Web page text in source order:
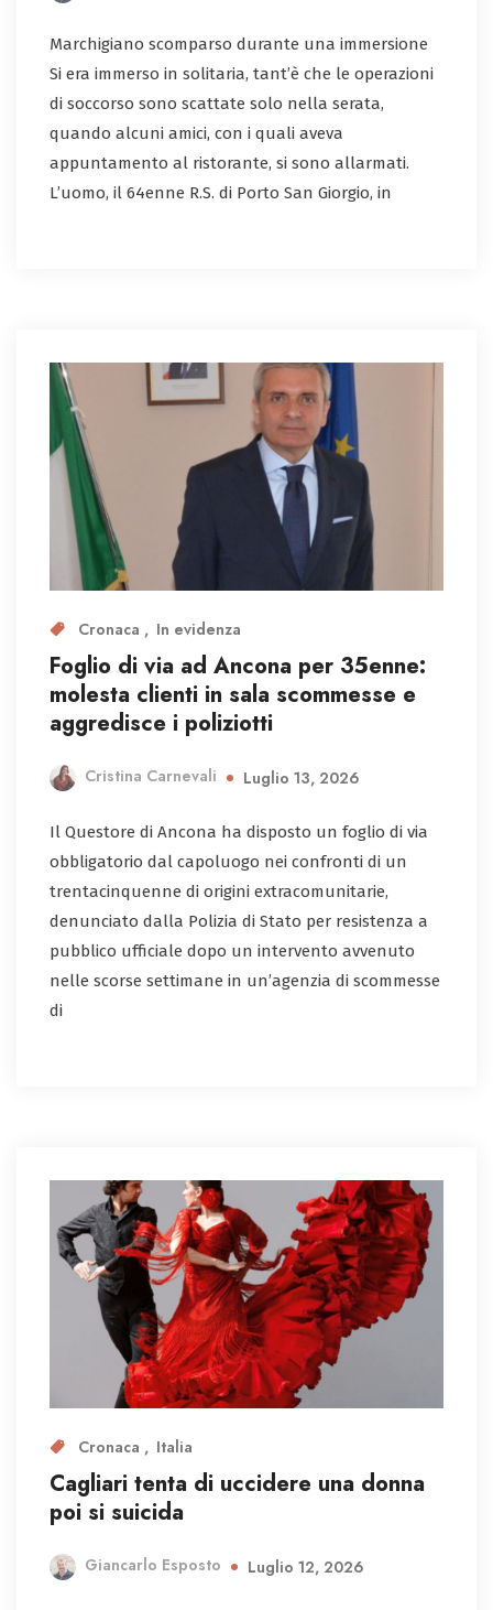
Marchigiano scomparso durante una immersione
Si era immerso in solitaria, tant’è che le operazioni
di soccorso sono scattate solo nella serata,
quando alcuni amici, con i quali aveva
appuntamento al ristorante, si sono allarmati.
L’uomo, il 64enne R.S. di Porto San Giorgio, in
Cronaca In evidenza
Foglio di via ad Ancona per 35enne:
molesta clienti in sala scommesse e
aggredisce i poliziotti
Cristina Carnevali Luglio 13, 2026
Il Questore di Ancona ha disposto un foglio di via
obbligatorio dal capoluogo nei confronti di un
trentacinquenne di origini extracomunitarie,
denunciato dalla Polizia di Stato per resistenza a
pubblico ufficiale dopo un intervento avvenuto
nelle scorse settimane in un’agenzia di scommesse
di
Cronaca Italia
Cagliari tenta di uccidere una donna
poi si suicida
Giancarlo Esposto Luglio 12, 2026